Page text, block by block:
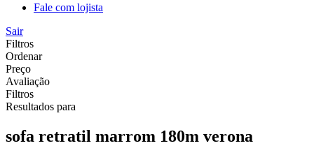
Fale com lojista
Sair
Filtros
Ordenar
Preço
Avaliação
Filtros
Resultados para
sofa retratil marrom 180m verona